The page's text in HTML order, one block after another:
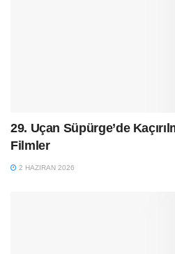
29. Uçan Süpürge’de
Filmler
2 HAZIRAN 2026